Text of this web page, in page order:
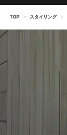
TOP > スタイリング >